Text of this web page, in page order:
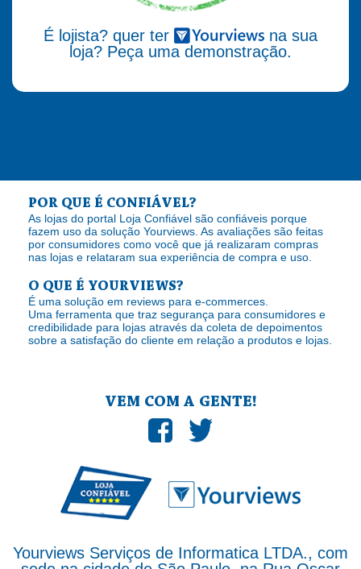
É lojista? quer ter
na sua
loja? Peça uma demonstração.
POR QUE É CONFIÁVEL?
As lojas do portal Loja Confiável são confiáveis porque
fazem uso da solução Yourviews. As avaliações são feitas
por consumidores como você que já realizaram compras
nas lojas e relataram sua experiência de compra e uso.
O QUE É YOURVIEWS?
É uma solução em reviews para e-commerces.
Uma ferramenta que traz segurança para consumidores e
credibilidade para lojas através da coleta de depoimentos
sobre a satisfação do cliente em relação a produtos e lojas.
VEM COM A GENTE!
Yourviews Serviços de Informatica LTDA., com